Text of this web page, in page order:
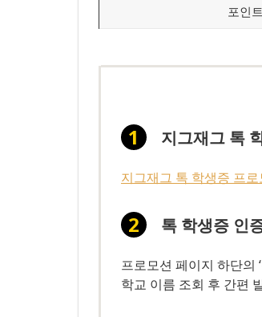
포인트
지그재그 톡
지그재그 톡 학생증 프
톡 학생증 인
프로모션 페이지 하단의
학교 이름 조회 후 간편